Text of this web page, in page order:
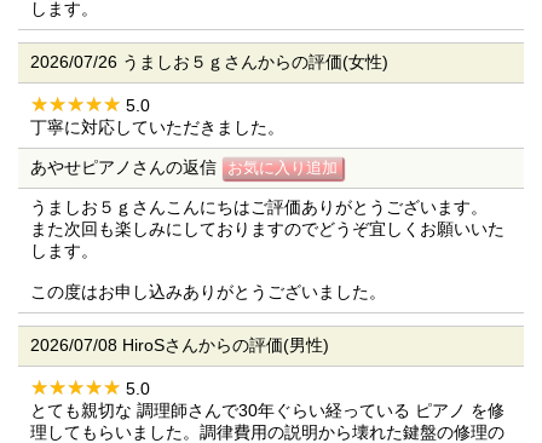
します。
2026/07/26 うましお５ｇさんからの評価(女性)
5.0
丁寧に対応していただきました。
あやせピアノさんの返信
うましお５ｇさんこんにちはご評価ありがとうございます。
また次回も楽しみにしておりますのでどうぞ宜しくお願いいた
します。
この度はお申し込みありがとうございました。
2026/07/08 HiroSさんからの評価(男性)
5.0
とても親切な 調理師さんで30年ぐらい経っている ピアノ を修
理してもらいました。調律費用の説明から壊れた鍵盤の修理の